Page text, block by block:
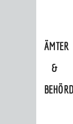
ÄMTER
&